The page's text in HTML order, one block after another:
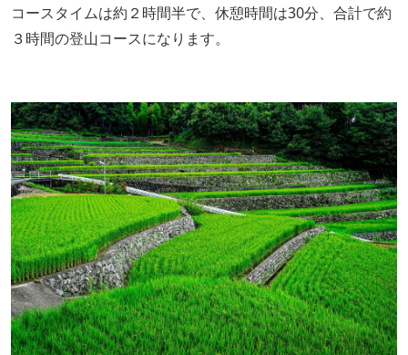
コースタイムは約２時間半で、休憩時間は30分、合計で約
３時間の登山コースになります。